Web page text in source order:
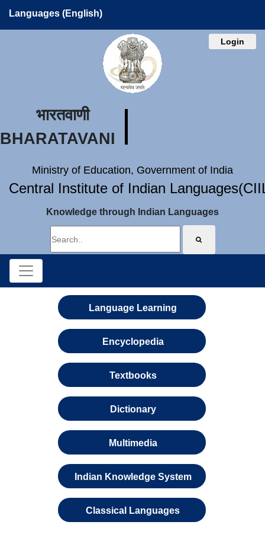
Languages (English)
Login
भारतवाणी
BHARATAVANI
Ministry of Education, Government of India
Central Institute of Indian
Knowledge through Indian Languages
Language Learning
Encyclopedia
Textbooks
Dictionary
Multimedia
Indian Knowledge System
Classical Languages